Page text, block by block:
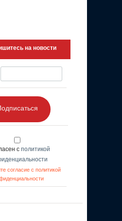
на новости
с политикой
согласие с политикой